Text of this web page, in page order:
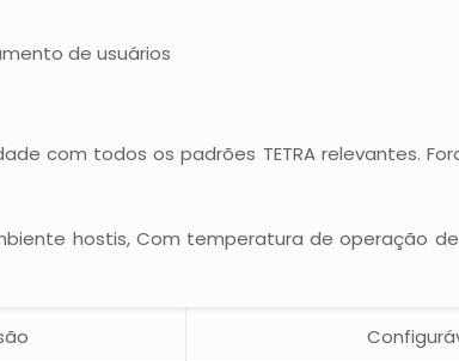
de usuários
com todos os padrões TETRA relevantes.
hostis, Com temperatura de operação